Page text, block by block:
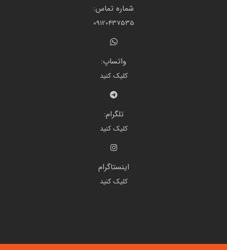
شماره تماس:
09120437535
واتساپ:
کلیک کنید
تلگرام:
کلیک کنید
اینستاگرام
کلیک کنید